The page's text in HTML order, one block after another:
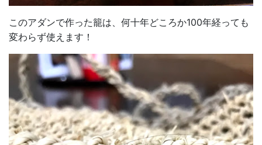
このアダンで作った籠は、何十年どころか100年経っても
変わらず使えます！